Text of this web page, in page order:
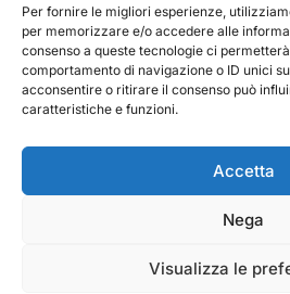
Per fornire le migliori esperienze,
per memorizzare e/o accedere alle
consenso a queste tecnologie ci
comportamento di navigazione o ID unici
acconsentire o ritirare il consenso può
caratteristiche e funzioni.
Accetta
Nega
Visualizza le
Copyright © 2026 — Frasassi
Rights